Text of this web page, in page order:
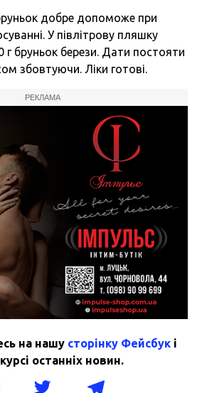
добре допоможе при
У півлітрову пляшку
г бруньок берези. Дати постояти
збовтуючи. Ліки готові.
РЕКЛАМА
на нашу сторінку Фейсбук і
останніх новин.